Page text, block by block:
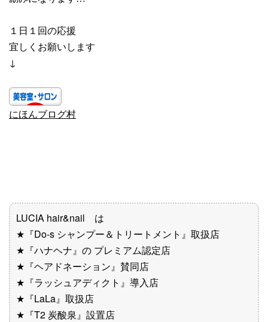
１日１回の応援
宜しくお願いします
↓
にほんブログ村
LUCIA hair&nail は
★『Do-s シャンプー＆トリートメント』取扱店
★『ハナヘナ』の プレミアム認定店
★『ヘアドネーション』賛同店
★『ラッシュアディクト』導入店
★『LaLa』取扱店
★『T2 炭酸泉』設置店